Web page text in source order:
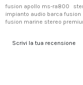
fusion apollo ms-ra800
impianto audio barca fusion
fusion marine stereo
Scrivi la tua recensione